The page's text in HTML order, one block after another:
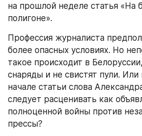
на прошлой неделе статья «На
полигоне».
Профессия журналиста
более опасных условиях. Но
такое происходит в
снаряды и не свистят пули.
начале статьи слова
следует расценивать как
полноценной войны против
прессы?